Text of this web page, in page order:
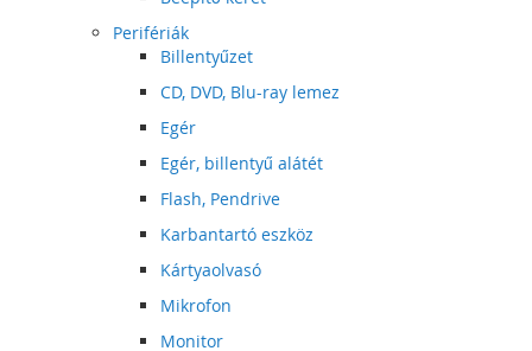
Perifériák
Billentyűzet
CD, DVD, Blu-ray lemez
Egér
Egér, billentyű alátét
Flash, Pendrive
Karbantartó eszköz
Kártyaolvasó
Mikrofon
Monitor